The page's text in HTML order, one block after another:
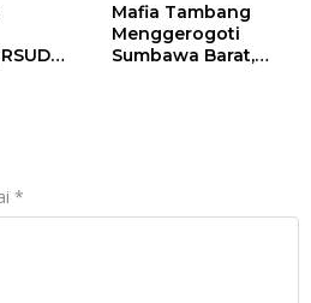
Mafia Tambang
Menggerogoti
Sumbawa Barat,
*